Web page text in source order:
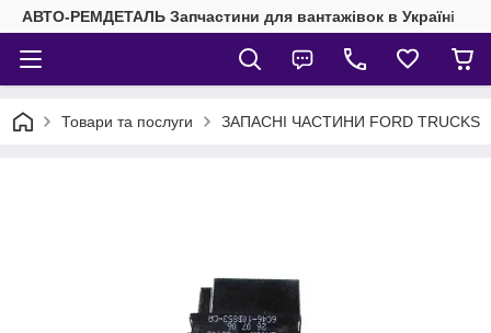
АВТО-РЕМДЕТАЛЬ Запчастини для вантажівок в Україні
Товари та послуги ЗАПАСНІ ЧАСТИНИ FORD TRUCKS